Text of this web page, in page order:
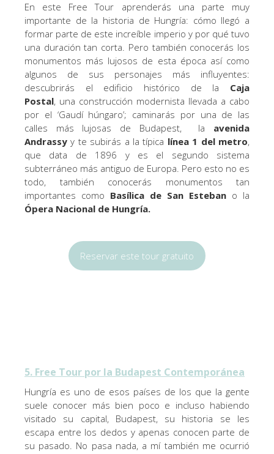
En este Free Tour aprenderás una parte muy
importante de la historia de Hungría: cómo llegó a
formar parte de este increíble imperio y por qué tuvo
una duración tan corta. Pero también conocerás los
monumentos más lujosos de esta época así como
algunos de sus personajes más influyentes:
descubrirás el edificio histórico de la Caja
Postal, una construcción modernista llevada a cabo
por el ‘Gaudí húngaro’; caminarás por una de las
calles más lujosas de Budapest, la avenida
Andrassy y te subirás a la típica línea 1 del metro,
que data de 1896 y es el segundo sistema
subterráneo más antiguo de Europa. Pero esto no es
todo, también conocerás monumentos tan
importantes como Basílica de San Esteban o la
Ópera Nacional de Hungría.
Reservar este tour gratuito
5. Free Tour por la Budapest Contemporánea
Hungría es uno de esos países de los que la gente
suele conocer más bien poco e incluso habiendo
visitado su capital, Budapest, su historia se les
escapa entre los dedos y apenas conocen parte de
su pasado. No pasa nada, a mí también me ocurrió